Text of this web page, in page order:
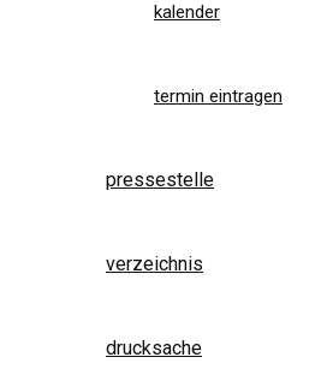
kalender
termin eintragen
pressestelle
verzeichnis
drucksache